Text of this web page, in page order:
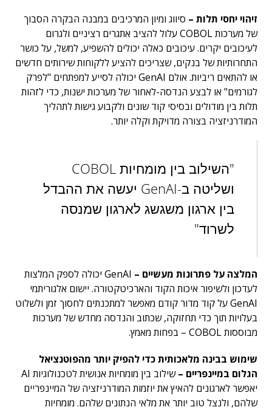
זיהוי יחסי תלות – סיווג ומיון המרכיבים במבנה הבקרה הסבוך
של מערכות COBOL עלול להציב אתגרים רציניים ולגרום
לעיכובים יקרים. עיכובים כאלה יכולים להשפיע, למשל, על כושר
התחרותיות של בנקים, שצריכים להציע ללקוחות שירותים חדשים
או להתאים ריביות. אולם GenAI יכולה לסייע למפתחים "לפרק
לגורמים" או לבצע הנדסה-לאחור של מערכות ישנות, כדי לזהות
תלות בין מודולים ובסיסי קוד שונים ולקבוע גישות לתהליך
המודרניזציה בצורה מדויקת וקלה יותר.
"השילוב בין מומחיות COBOL
ושליטה ב-GenAI יעשה את ההבדל
בין ארגון משגשג לארגון שמנסה
לשרוד"
המלצה על פתרונות מעשיים –
GenAI יכולה לספק המלצות
לעדכון ולשיפור איכות הקוד והארכיטקטורה. יישום אלגוריתמי
GenAI על קוד מדור קודם מאפשר למתכנתים לחסוך זמן ולשלוט
בעלויות תוך כדי תחזוקה, שכתוב והנדסה מחדש של מערכות
מבוססות COBOL – בפחות מאמץ.
שימוש בבינה מלאכותית כדי להפיק יותר מהפוטנציאל
הגלום במיינפריים –
שילוב בין מומחיות אנושית לטכנולוגיות AI
יאפשר לארגונים להאיץ את יוזמות המודרניזציה של המיינפריים
שלהם, ולנצל טוב יותר את מלאי הנתונים שלהם. מומחיות